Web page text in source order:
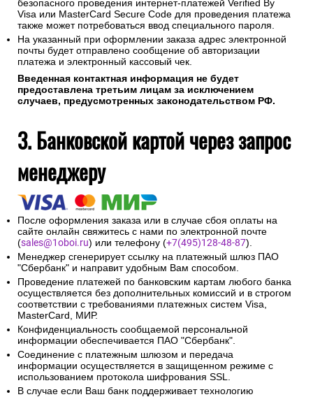
безопасного проведения интернет-платежей Verified By
Visa или MasterCard Secure Code для проведения платежа
также может потребоваться ввод специального пароля.
На указанный при оформлении заказа адрес электронной
почты будет отправлено сообщение об авторизации
платежа и электронный кассовый чек.
Введенная контактная информация не будет
предоставлена третьим лицам за исключением
случаев, предусмотренных законодательством РФ.
3. Банковской картой через запрос
менеджеру
После оформления заказа или в случае сбоя оплаты на
сайте онлайн свяжитесь с нами по электронной почте
(sales@1oboi.ru) или телефону (+7(495)128-48-87).
Менеджер сгенерирует ссылку на платежный шлюз ПАО
"Сбербанк" и направит удобным Вам способом.
Проведение платежей по банковским картам любого банка
осуществляется без дополнительных комиссий и в строгом
соответствии с требованиями платежных систем Visa,
MasterCard, МИР.
Конфиденциальность сообщаемой персональной
информации обеспечивается ПАО "Сбербанк".
Соединение с платежным шлюзом и передача
информации осуществляется в защищенном режиме с
использованием протокола шифрования SSL.
В случае если Ваш банк поддерживает технологию